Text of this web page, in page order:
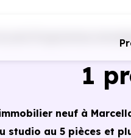
Programmes
1
neuf à
studio au 5 pièces et